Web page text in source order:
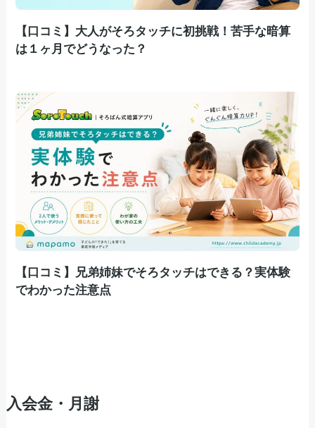
【口コミ】大人がそろタッチに初挑戦！苦手な暗算
は１ヶ月でどうなった？
【口コミ】兄弟姉妹でそろタッチはできる？実体験
でわかった注意点
入会金・月謝